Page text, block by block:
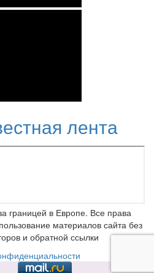
лента
границей в Европе. Все права
материалов сайта без
и обратной ссылки